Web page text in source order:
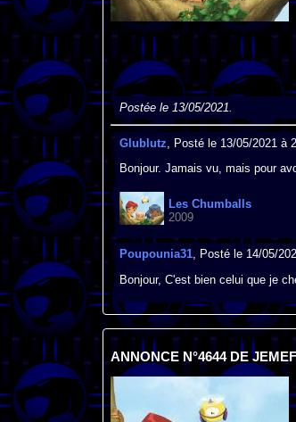
Postée le 13/05/2021.
Glublutz , Posté le 13/05/2021 à
Bonjour. Jamais vu, mais pour
Les Chumballs
2009
Poupounia31, Posté le 14/05/
Bonjour, C'est bien celui que je
ANNONCE N°4644 DE